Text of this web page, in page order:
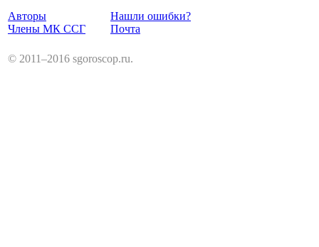
Авторы
Члены МК ССГ
Нашли ошибки?
Почта
© 2011–2016 sgoroscop.ru.